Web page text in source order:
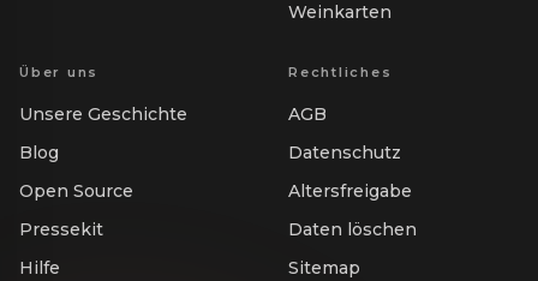
Weinkarten
Über uns
Unsere Geschichte
Blog
Open Source
Pressekit
Hilfe
Rechtliches
AGB
Datenschutz
Altersfreigabe
Daten löschen
Sitemap